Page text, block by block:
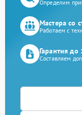
Определим
Мастера со
Работаем с
Гарантия до
Составляем